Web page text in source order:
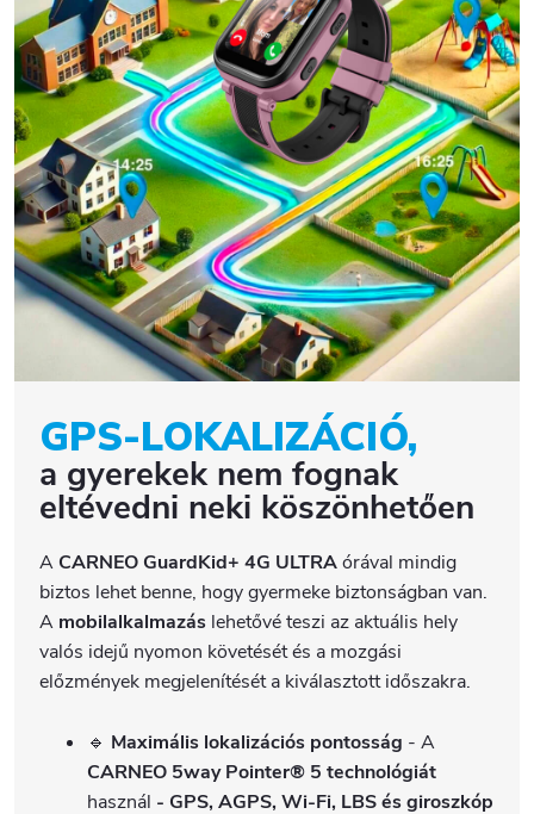
GPS-LOKALIZÁCIÓ,
a gyerekek nem fognak
eltévedni neki köszönhetően
ACARNEO GuardKid+ 4G ULTRAórával mindig
biztos lehet benne, hogy gyermeke biztonságban van.
A mobilalkalmazás lehetővé teszi az aktuális hely
valós idejű nyomon követését és a mozgási
előzmények megjelenítését a kiválasztott időszakra.
🔹 Maximális lokalizációs pontosság - A
CARNEO 5way Pointer® 5 technológiát
használ - GPS, AGPS, Wi-Fi, LBS és giroszkóp